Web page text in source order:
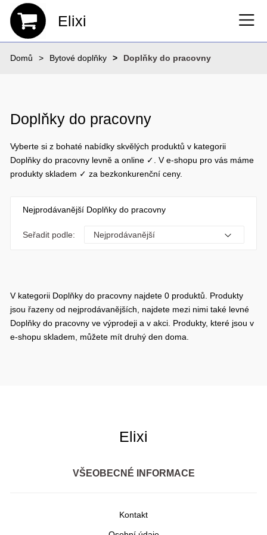
Elixi
Domů Bytové doplňky Doplňky do pracovny
Doplňky do pracovny
Vyberte si z bohaté nabídky skvělých produktů v kategorii
Doplňky do pracovny levně a online ✓. V e-shopu pro vás máme
produkty skladem ✓ za bezkonkurenční ceny.
Nejprodávanější Doplňky do pracovny
Seřadit podle:
V kategorii Doplňky do pracovny najdete 0 produktů. Produkty
jsou řazeny od nejprodávanějších, najdete mezi nimi také levné
Doplňky do pracovny ve výprodeji a v akci. Produkty, které jsou v
e-shopu skladem, můžete mít druhý den doma.
Elixi
VŠEOBECNÉ INFORMACE
Kontakt